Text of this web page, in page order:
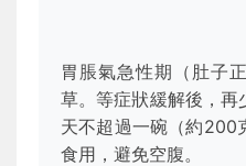
胃脹氣急性期（肚子
草。等症狀緩解後，再
天不超過一碗（約200
食用，避免空腹。